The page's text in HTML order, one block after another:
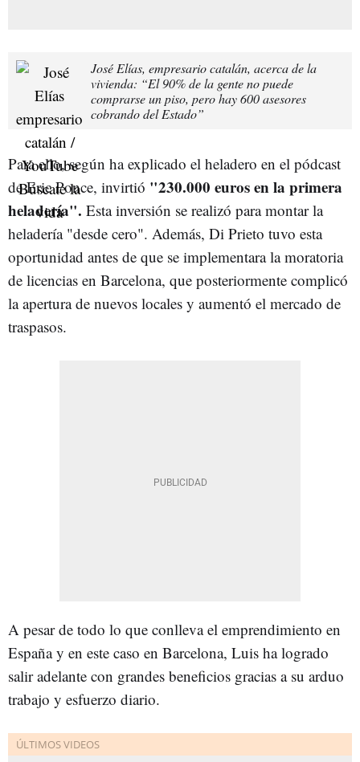
José Elías, empresario catalán, acerca de la
vivienda: “El 90% de la gente no puede
comprarse un piso, pero hay 600 asesores
cobrando del Estado”
Para ello, según ha explicado el heladero en el pódcast
de Eric Ponce, invirtió "230.000 euros en la primera
heladería". Esta inversión se realizó para montar la
heladería "desde cero". Además, Di Prieto tuvo esta
oportunidad antes de que se implementara la moratoria
de licencias en Barcelona, que posteriormente complicó
la apertura de nuevos locales y aumentó el mercado de
traspasos.
A pesar de todo lo que conlleva el emprendimiento en
España y en este caso en Barcelona, Luis ha logrado
salir adelante con grandes beneficios gracias a su arduo
trabajo y esfuerzo diario.